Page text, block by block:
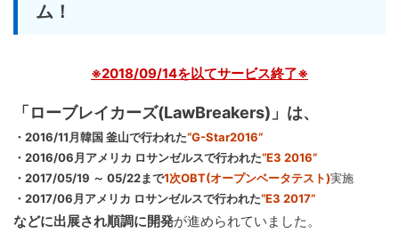
ム！
※2018/09/14を以てサービス終了※
「ローブレイカーズ(LawBreakers)」は、
・2016/11月韓国 釜山で行われた“G-Star2016”
・2016/06月アメリカ ロサンゼルスで行われた“E3 2016”
・2017/05/19 ～ 05/22まで1次OBT(オープンベータテスト)実施
・2017/06月アメリカ ロサンゼルスで行われた“E3 2017”
などに出展され順調に開発が進められていました。